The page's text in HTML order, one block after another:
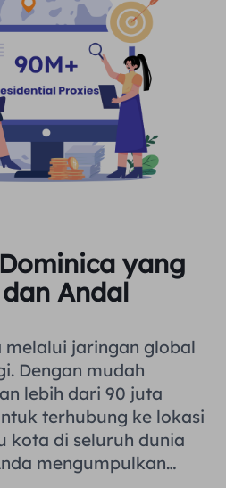
yang
Andal
melalui jaringan global
Dengan mudah
lebih dari 90 juta
terhubung ke lokasi
kota di seluruh dunia
mengumpulkan